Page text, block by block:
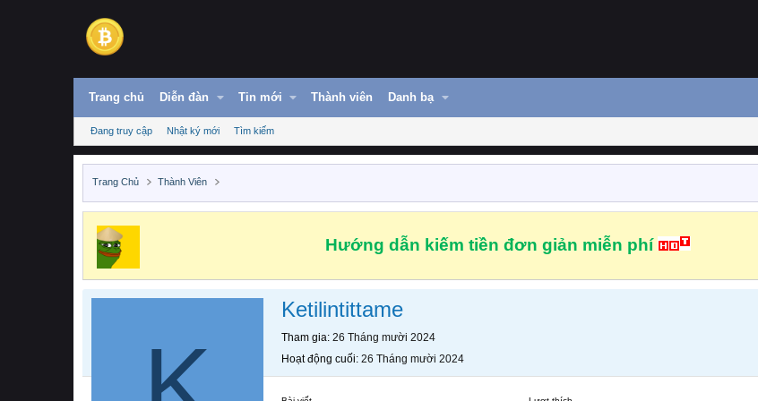
Trang chủ Diễn đàn Tin mới Thành viên Danh bạ
Đang truy cập Nhật ký mới Tìm kiếm
Trang Chủ Thành Viên
Hướng dẫn kiếm tiền đơn giản miễn phí
Ketilintittame
Tham gia 26 Tháng mười 2024
Hoạt động cuối 26 Tháng mười 2024